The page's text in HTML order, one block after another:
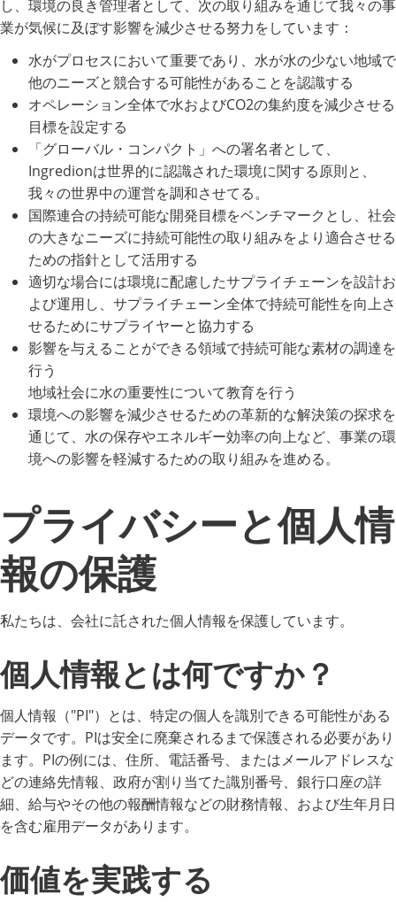
し、環境の良き管理者として、次の取り組みを通じて我々の事
業が気候に及ぼす影響を減少させる努力をしています：
水がプロセスにおいて重要であり、水が水の少ない地域で
他のニーズと競合する可能性があることを認識する
オペレーション全体で水およびCO2の集約度を減少させる
目標を設定する
「グローバル・コンパクト」への署名者として、
Ingredionは世界的に認識された環境に関する原則と、
我々の世界中の運営を調和させてる。
国際連合の持続可能な開発目標をベンチマークとし、社会
の大きなニーズに持続可能性の取り組みをより適合させる
ための指針として活用する
適切な場合には環境に配慮したサプライチェーンを設計お
よび運用し、サプライチェーン全体で持続可能性を向上さ
せるためにサプライヤーと協力する
影響を与えることができる領域で持続可能な素材の調達を
行う
地域社会に水の重要性について教育を行う
環境への影響を減少させるための革新的な解決策の探求を
通じて、水の保存やエネルギー効率の向上など、事業の環
境への影響を軽減するための取り組みを進める。
プライバシーと個人情
報の保護
私たちは、会社に託された個人情報を保護しています。
個人情報とは何ですか？
個人情報（"PI"）とは、特定の個人を識別できる可能性がある
データです。PIは安全に廃棄されるまで保護される必要があり
ます。PIの例には、住所、電話番号、またはメールアドレスな
どの連絡先情報、政府が割り当てた識別番号、銀行口座の詳
細、給与やその他の報酬情報などの財務情報、および生年月日
を含む雇用データがあります。
価値を実践する